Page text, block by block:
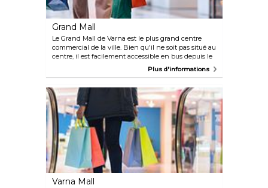
Grand Mall
Le Grand Mall de Varna est le plus grand centre
commercial de la ville. Bien qu'il ne soit pas situé au
centre, il est facilement accessible en bus depuis le
parc situé à côté du bâtiment de la municipalité de
Intersport, Sinsay, H&M, Adidas, la société locale
Rose of Bulgaria, Boss, Bugatti et bien d'autres.
Outre le shopping, il propose des équipements
pratiques tels qu'une connexion Wi-Fi gratuite, des
toilettes propres, des guichets automatiques, des
banques et un grand cinéma. Pour rester informé
des événements, des promotions et des ventes, vous
pouvez consulter leur site web pour les mises à jour.
Plus d'informations
Varna Mall